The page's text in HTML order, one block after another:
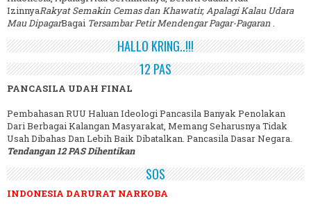
IzinnyaRakyat Semakin Cemas dan Khawatir, Apalagi Kalau Udara
Mau DipagarBagai Tersambar Petir Mendengar Pagar-Pagaran.
HALLO KRING..!!!
12 PAS
PANCASILA UDAH FINAL
Pembahasan RUU Haluan Ideologi Pancasila Banyak Penolakan
Dari Berbagai Kalangan Masyarakat, Memang Seharusnya Tidak
Usah Dibahas Dan Lebih Baik Dibatalkan. Pancasila Dasar Negara.
Tendangan 12 PAS Dihentikan
SOS
INDONESIA DARURAT NARKOBA